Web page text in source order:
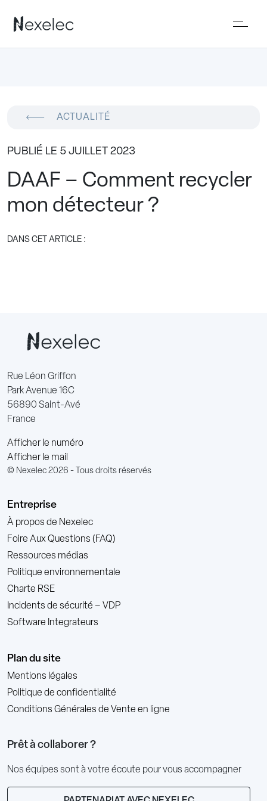
ACTUALITÉ
PUBLIÉ LE 5 JUILLET 2023
DAAF – Comment recycler
mon détecteur ?
DANS CET ARTICLE :
Rue Léon Griffon
Park Avenue 16C
56890 Saint-Avé
France
Afficher le numéro
Afficher le mail
© Nexelec 2026 - Tous droits réservés
Entreprise
À propos de Nexelec
Foire Aux Questions (FAQ)
Ressources médias
Politique environnementale
Charte RSE
Incidents de sécurité – VDP
Software Integrateurs
Plan du site
Mentions légales
Politique de confidentialité
Conditions Générales de Vente en ligne
Prêt à collaborer ?
Nos équipes sont à votre écoute pour vous accompagner